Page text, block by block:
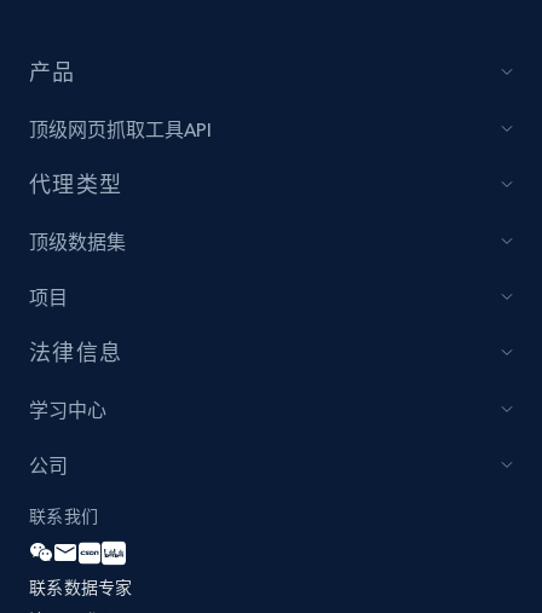
产品
顶级网页抓取工具API
代理类型
顶级数据集
项目
法律信息
学习中心
公司
联系我们
联系数据专家